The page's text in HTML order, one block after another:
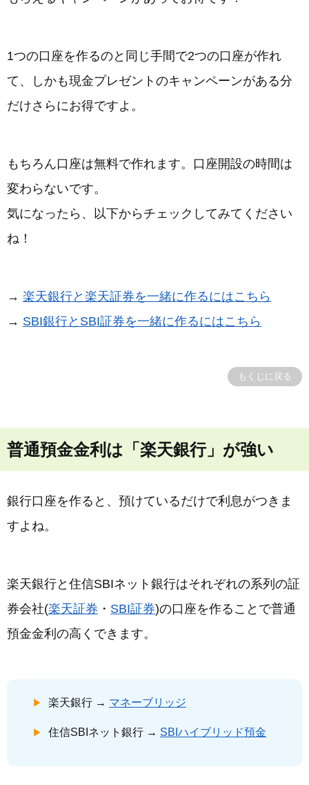
1つの口座を作るのと同じ手間で2つの口座が作れ
て、しかも現金プレゼントのキャンペーンがある分
だけさらにお得ですよ。
もちろん口座は無料で作れます。口座開設の時間は
変わらないです。
気になったら、以下からチェックしてみてください
ね！
→ 楽天銀行と楽天証券を一緒に作るにはこちら
→ SBI銀行とSBI証券を一緒に作るにはこちら
もくじに戻る
普通預金金利は「楽天銀行」が強い
銀行口座を作ると、預けているだけで利息がつきま
すよね。
楽天銀行と住信SBIネット銀行はそれぞれの系列の証
券会社(楽天証券 ・ SBI証券)の口座を作ることで普通
預金金利の高くできます。
楽天銀行 → マネーブリッジ
住信SBIネット銀行 → SBIハイブリッド預金